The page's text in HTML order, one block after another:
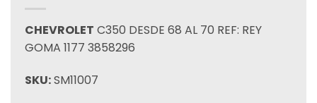
CHEVROLET C350 DESDE 68 AL 70 REF: REY
GOMA 1177 3858296
SKU:SM11007